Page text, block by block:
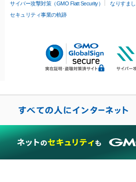
サイバー攻撃対策（GMO Flatt Security）
なりすま
セキュリティ事業の軌跡